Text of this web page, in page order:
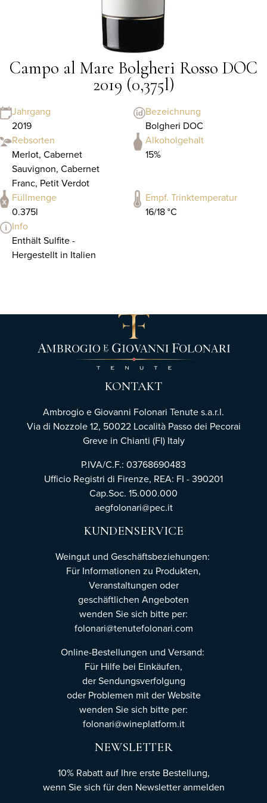
Campo al Mare Bolgheri Rosso DOC
2019 (0,375l)
Jahrgang
2019
Bezeichnung
Bolgheri DOC
Rebsorten
Merlot, Cabernet
Sauvignon, Cabernet
Franc, Petit Verdot
Alkoholgehalt
15%
Füllmenge
0.375l
Empf. Trinktemperatur
16/18 °C
Info
Enthält Sulfite -
Hergestellt in Italien
KONTAKT
Ambrogio e Giovanni Folonari Tenute s.a.r.l.
Via di Nozzole 12, 50022 Località Passo dei Pecorai
Greve in Chianti (FI) Italy
P.IVA/C.F.: 03768690483
Ufficio Registri di Firenze, REA: FI - 390201
Cap.Soc. 15.000.000
aegfolonari@pec.it
KUNDENSERVICE
Weingut und Geschäftsbeziehungen:
Für Informationen zu Produkten,
Veranstaltungen oder
geschäftlichen Angeboten
wenden Sie sich bitte per:
folonari@tenutefolonari.com
Online-Bestellungen und Versand:
Für Hilfe bei Einkäufen,
der Sendungsverfolgung
oder Problemen mit der Website
wenden Sie sich bitte per:
folonari@wineplatform.it
NEWSLETTER
10% Rabatt auf Ihre erste Bestellung,
wenn Sie sich für den Newsletteranmelden